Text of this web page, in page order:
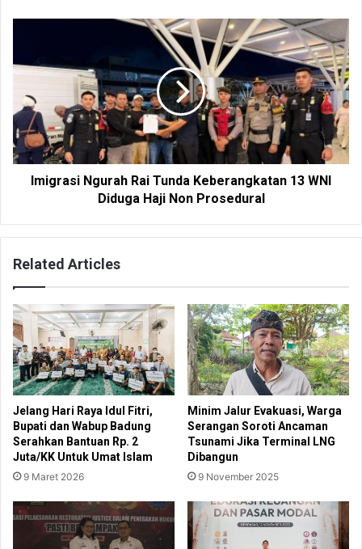
Imigrasi Ngurah Rai Tunda Keberangkatan 13 WNI
Diduga Haji Non Prosedural
Related Articles
Jelang Hari Raya Idul Fitri,
Bupati dan Wabup Badung
Serahkan Bantuan Rp. 2
Juta/KK Untuk Umat Islam
9 Maret 2026
Minim Jalur Evakuasi, Warga
Serangan Soroti Ancaman
Tsunami Jika Terminal LNG
Dibangun
9 November 2025